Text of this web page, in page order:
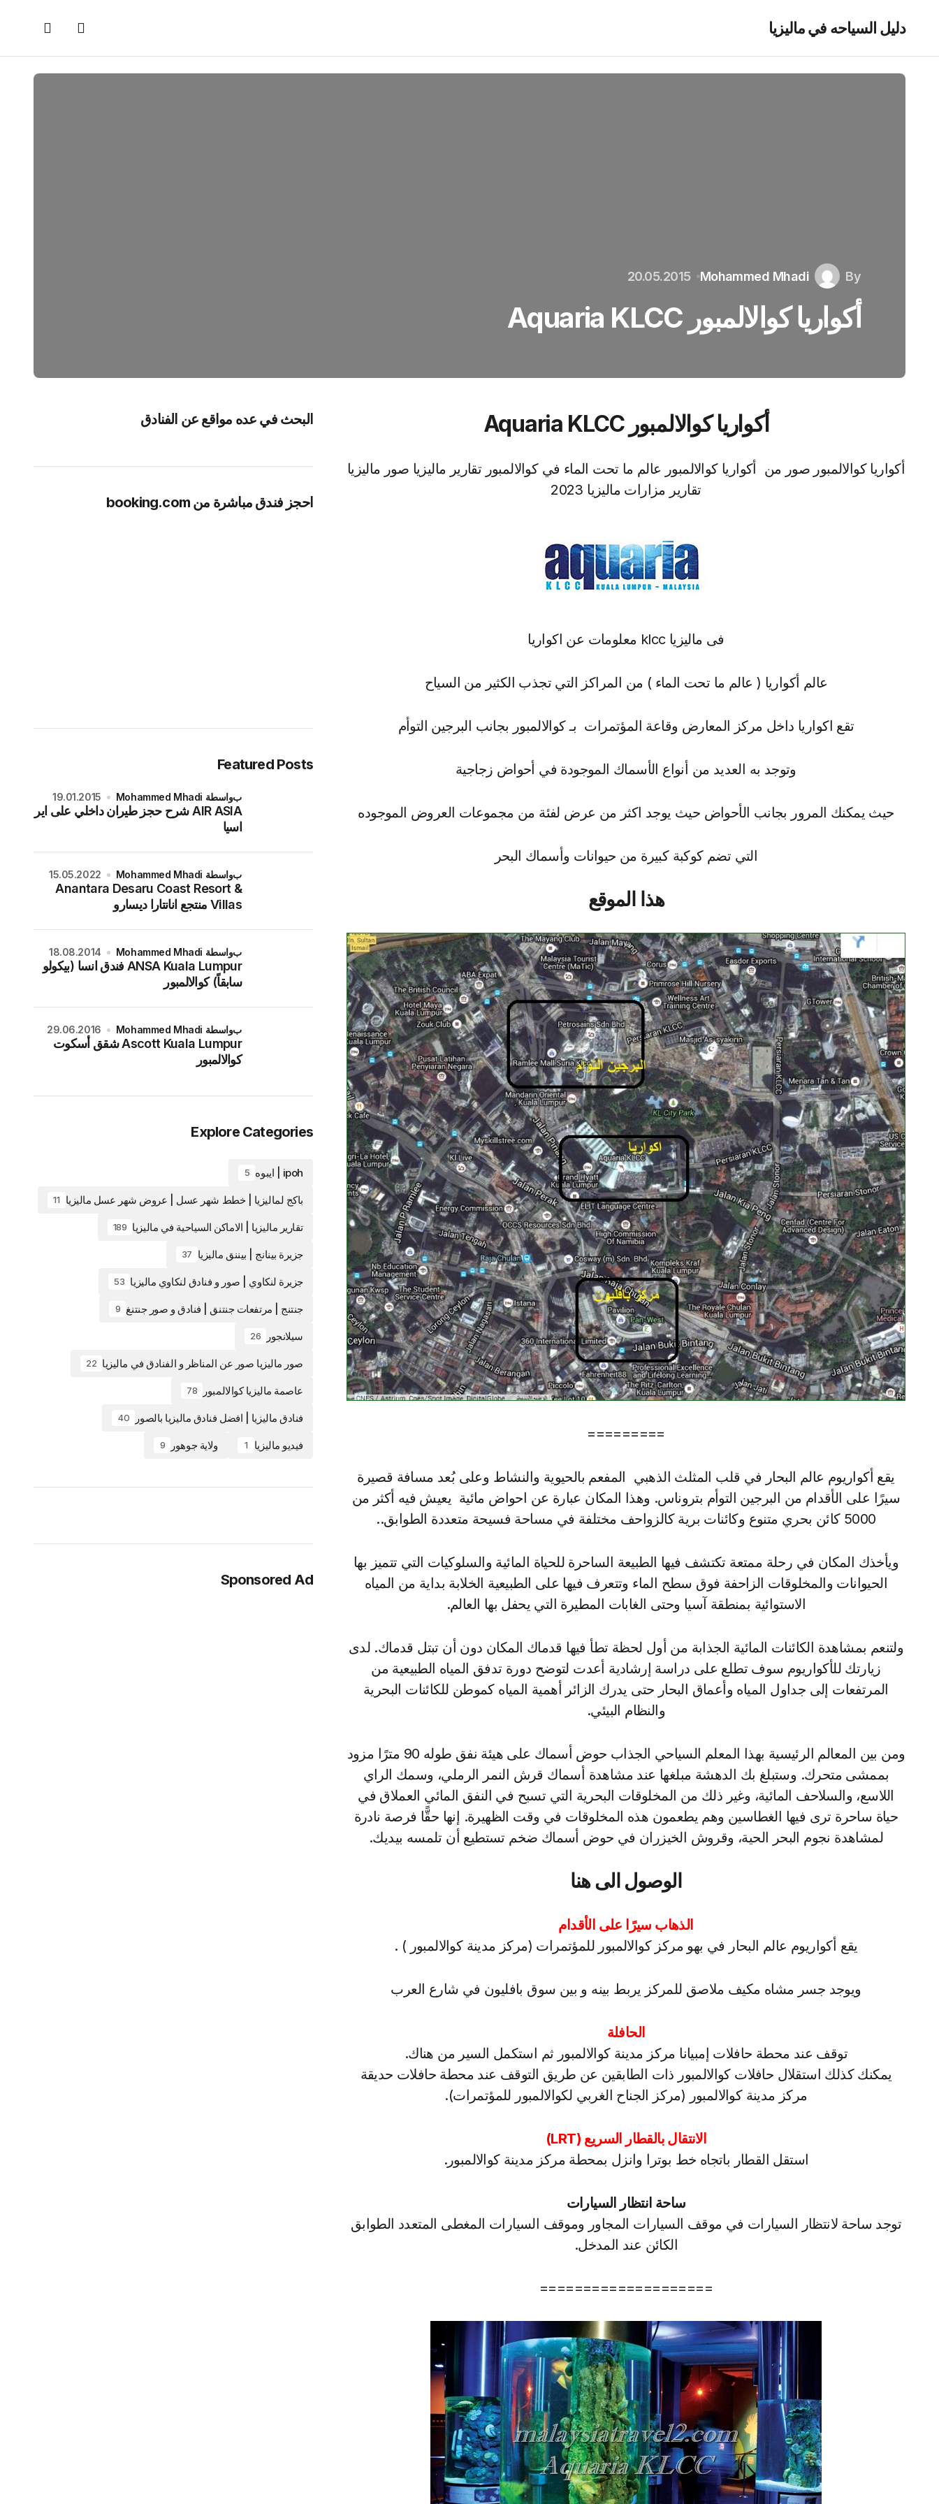
دليل السياحه في ماليزيا
By
Mohammed Mhadi
20.05.2015
أكواريا كوالالمبور Aquaria KLCC
أكواريا كوالالمبور Aquaria KLCC
أكواريا كوالالمبور صور من أكواريا كوالالمبور عالم ما تحت الماء في كوالالمبور تقارير ماليزيا صور ماليزيا
تقارير مزارات ماليزيا 2023
فى ماليزيا klcc معلومات عن اكواريا
عالم أكواريا ( عالم ما تحت الماء ) من المراكز التي تجذب الكثير من السياح
تقع اكواريا داخل مركز المعارض وقاعة المؤتمرات بـ كوالالمبور بجانب البرجين التوأم
وتوجد به العديد من أنواع الأسماك الموجودة في أحواض زجاجية
حيث يمكنك المرور بجانب الأحواض حيث يوجد اكثر من عرض لفئة من مجموعات العروض الموجوده
التي تضم كوكبة كبيرة من حيوانات وأسماك البحر
هذا الموقع
=========
يقع أكواريوم عالم البحار في قلب المثلث الذهبي المفعم بالحيوية والنشاط وعلى بُعد مسافة قصيرة
سيرًا على الأقدام من البرجين التوأم بتروناس. وهذا المكان عبارة عن احواض مائية يعيش فيه أكثر من
5000 كائن بحري متنوع وكائنات برية كالزواحف مختلفة في مساحة فسيحة متعددة الطوابق..
ويأخذك المكان في رحلة ممتعة تكتشف فيها الطبيعة الساحرة للحياة المائية والسلوكيات التي تتميز بها
الحيوانات والمخلوقات الزاحفة فوق سطح الماء وتتعرف فيها على الطبيعية الخلابة بداية من المياه
الاستوائية بمنطقة آسيا وحتى الغابات المطيرة التي يحفل بها العالم.
ولتنعم بمشاهدة الكائنات المائية الجذابة من أول لحظة تطأ فيها قدماك المكان دون أن تبتل قدماك. لدى
زيارتك للأكواريوم سوف تطلع على دراسة إرشادية أعدت لتوضح دورة تدفق المياه الطبيعية من
المرتفعات إلى جداول المياه وأعماق البحار حتى يدرك الزائر أهمية المياه كموطن للكائنات البحرية
والنظام البيئي.
ومن بين المعالم الرئيسية بهذا المعلم السياحي الجذاب حوض أسماك على هيئة نفق طوله 90 مترًا مزود
بممشى متحرك. وستبلغ بك الدهشة مبلغها عند مشاهدة أسماك قرش النمر الرملي، وسمك الراي
اللاسع، والسلاحف المائية، وغير ذلك من المخلوقات البحرية التي تسبح في النفق المائي العملاق في
حياة ساحرة ترى فيها الغطاسين وهم يطعمون هذه المخلوقات في وقت الظهيرة. إنها حقًّا فرصة نادرة
لمشاهدة نجوم البحر الحية، وقروش الخيزران في حوض أسماك ضخم تستطيع أن تلمسه بيديك.
الوصول الى هنا
الذهاب سيرًا على الأقدام
يقع أكواريوم عالم البحار في بهو مركز كوالالمبور للمؤتمرات (مركز مدينة كوالالمبور ) .
ويوجد جسر مشاه مكيف ملاصق للمركز يربط بينه و بين سوق بافليون في شارع العرب
الحافلة
توقف عند محطة حافلات إمبيانا مركز مدينة كوالالمبور ثم استكمل السير من هناك.
يمكنك كذلك استقلال حافلات كوالالمبور ذات الطابقين عن طريق التوقف عند محطة حافلات حديقة
مركز مدينة كوالالمبور (مركز الجناح الغربي لكوالالمبور للمؤتمرات).
الانتقال بالقطار السريع (LRT)
استقل القطار باتجاه خط بوترا وانزل بمحطة مركز مدينة كوالالمبور.
ساحة انتظار السيارات
توجد ساحة لانتظار السيارات في موقف السيارات المجاور وموقف السيارات المغطى المتعدد الطوابق
الكائن عند المدخل.
====================
البحث في عده مواقع عن الفنادق
احجز فندق مباشرة من booking.com
Featured Posts
AIR ASIA شرح حجز طيران داخلي على اير
اسيا
بواسطة Mohammed Mhadi 19.01.2015
Anantara Desaru Coast Resort &
Villas منتجع انانتارا ديسارو
بواسطة Mohammed Mhadi 15.05.2022
ANSA Kuala Lumpur فندق انسا (بيكولو
سابقاً) كوالالمبور
بواسطة Mohammed Mhadi 18.08.2014
Ascott Kuala Lumpur شقق أسكوت
كوالالمبور
بواسطة Mohammed Mhadi 29.06.2016
Explore Categories
ipoh | ايبوه 5
باكج لماليزيا | خطط شهر عسل | عروض شهر عسل ماليزيا 11
تقارير ماليزيا | الاماكن السياحية في ماليزيا 189
جزيرة بينانج | بيننق ماليزيا 37
جزيرة لنكاوي | صور و فنادق لنكاوي ماليزيا 53
جنتنج | مرتفعات جنتنق | فنادق و صور جنتنغ 9
سيلانجور 26
صور ماليزيا صور عن المناظر و الفنادق في ماليزيا 22
عاصمة ماليزيا كوالالمبور 78
فنادق ماليزيا | افضل فنادق ماليزيا بالصور 40
فيديو ماليزيا 1 ولاية جوهور 9
Sponsored Ad